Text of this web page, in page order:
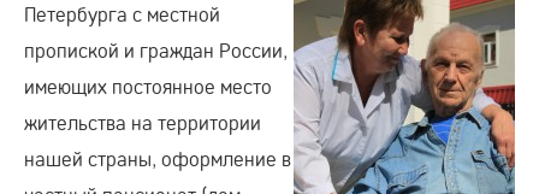
Петербурга с местной
пропиской и граждан России,
имеющих постоянное место
жительства на территории
нашей страны, оформление в